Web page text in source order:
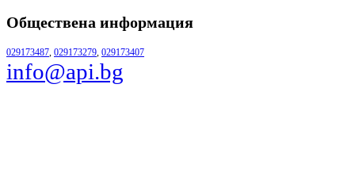
Обществена информация
029173487, 029173279, 029173407
info@api.bg